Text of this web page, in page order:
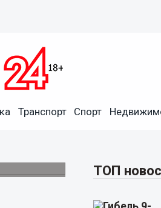
Транспорт Спорт
ТОП